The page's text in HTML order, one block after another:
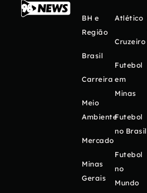
BH e
Região
Brasil
Carreira
Meio
Ambiente
Mercado
Minas
Gerais
Atlético
Cruzeiro
Futebol
em
Minas
Futebol
no Brasil
Futebol
no
Mundo